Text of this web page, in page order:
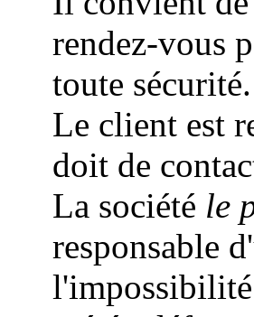
rendez-vous
toute sécurité.
Le client est
doit de
La société le
responsable
l'impossibilité